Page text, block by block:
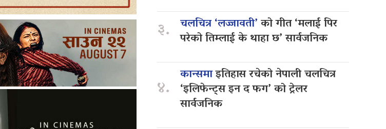
३. चलचित्र ‘लज्जावती’को गीत ‘मलाई पिर
परेको तिम्लाई के थाहा छ’ सार्वजनिक
४.
कान्समाइतिहास रचेको नेपाली चलचित्र
‘इलिफेन्ट्स इन द फग’ को ट्रेलर
सार्वजनिक